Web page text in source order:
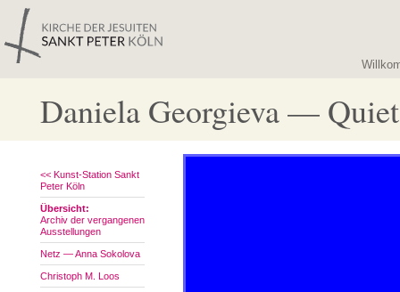
Daniela Georgieva —
<< Kunst-Station Sankt
Peter Köln
Übersicht:
Archiv der vergangenen
Ausstellungen
Netz — Anna Sokolova
Christoph M. Loos